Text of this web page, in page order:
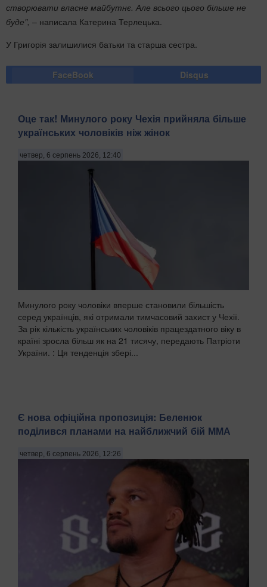
створювати власне майбутнє. Але всього цього більше не
буде", – написала Катерина Терлецька.
У Григорія залишилися батьки та старша сестра.
FaceBook Disqus
Оце так! Минулого року Чехія прийняла більше
українських чоловіків ніж жінок
четвер, 6 серпень 2026, 12:40
Минулого року чоловіки вперше становили більшість
серед українців, які отримали тимчасовий захист у Чехії.
За рік кількість українських чоловіків працездатного віку в
країні зросла більш як на 21 тисячу, передають Патріоти
України. : Ця тенденція збері...
Є нова офіційна пропозиція: Беленюк
поділився планами на найближчий бій ММА
четвер, 6 серпень 2026, 12:26